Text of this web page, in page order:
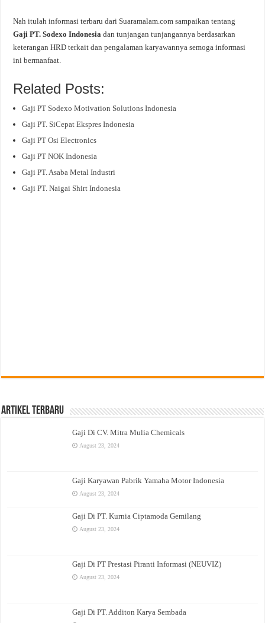
Nah itulah informasi terbaru dari Suaramalam.com sampaikan tentang
Gaji PT. Sodexo Indonesiadan tunjangan tunjangannya berdasarkan
keterangan HRD terkait dan pengalaman karyawannya semoga informasi
ini bermanfaat.
Related Posts:
Gaji PT Sodexo Motivation Solutions Indonesia
Gaji PT. SiCepat Ekspres Indonesia
Gaji PT Osi Electronics
Gaji PT NOK Indonesia
Gaji PT. Asaba Metal Industri
Gaji PT. Naigai Shirt Indonesia
Artikel Terbaru
Gaji Di CV. Mitra Mulia Chemicals
August 23, 2024
Gaji Karyawan Pabrik Yamaha Motor Indonesia
August 23, 2024
Gaji Di PT. Kurnia Ciptamoda Gemilang
August 23, 2024
Gaji Di PT Prestasi Piranti Informasi (NEUVIZ)
August 23, 2024
Gaji Di PT. Additon Karya Sembada